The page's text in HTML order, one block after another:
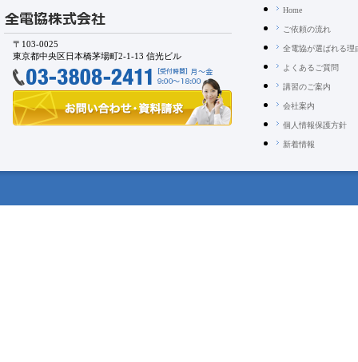
〒103-0025
東京都中央区日本橋茅場町2-1-13 信光ビル
Home
ご依頼の流れ
全電協が選ばれる理
よくあるご質問
講習のご案内
会社案内
個人情報保護方針
新着情報